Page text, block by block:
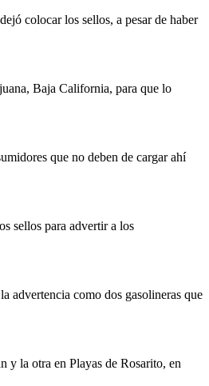
colocar los sellos, a pesar de haber
Baja California, para que lo
que no deben de cargar ahí
sellos para advertir a los
advertencia como dos gasolineras que
y la otra en Playas de Rosarito, en